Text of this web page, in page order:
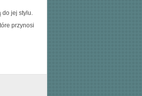
do jej stylu.
przynosi